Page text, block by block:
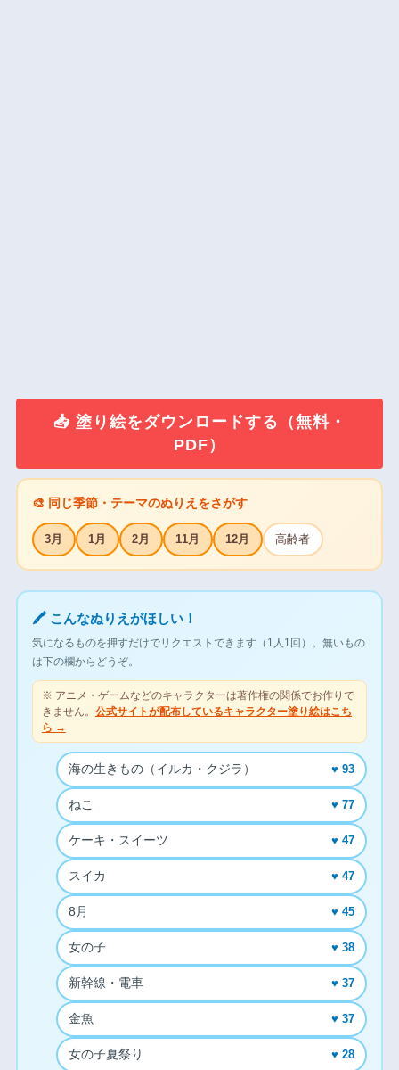
📥 塗り絵をダウンロードする（無料・
PDF）
🎨 同じ季節・テーマのぬりえをさがす
3月 1月 2月 11月 12月 高齢者
🖍 こんなぬりえがほしい！
気になるものを押すだけでリクエストできます（1人1回）。無いもの
は下の欄からどうぞ。
※ アニメ・ゲームなどのキャラクターは著作権の関係でお作りで
きません。 公式サイトが配布しているキャラクター塗り絵はこち
ら →
海の生きもの（イルカ・クジラ） ♥ 93
ねこ ♥ 77
ケーキ・スイーツ ♥ 47
スイカ ♥ 47
8月 ♥ 45
女の子 ♥ 38
新幹線・電車 ♥ 37
金魚 ♥ 37
女の子夏祭り ♥ 28